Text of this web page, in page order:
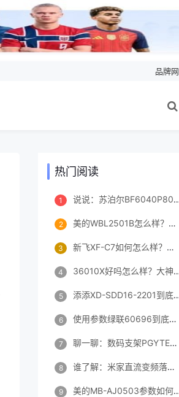
品牌网
热门阅读
1 说说：苏泊尔BF6040P809D真的好吗？配置怎么样？真相如何,不看这里都吃亏了！
2 美的WBL2501B怎么样？可以买不,质量真的很优质！
3 新飞XF-C7如何怎么样？两个月评测感受！
4 36010X好吗怎么样？大神是怎么说的？
5 添添XD-SDD16-2201到底怎么样？看了就知道了！
6 使用参数绿联60696到底如何呢？揭晓真相，入手解密评测真相 ？
7 聊一聊：数码支架PGYTECHinsta360大疆gopro insta360运动相机骑行支架优缺点如何？
8 谁了解：米家直流变频落地扇1X到底怎么样？性价比高，交流三周真相分享！
9 美的MB-AJ0503参数如何怎么样？用了三个月感受告知！